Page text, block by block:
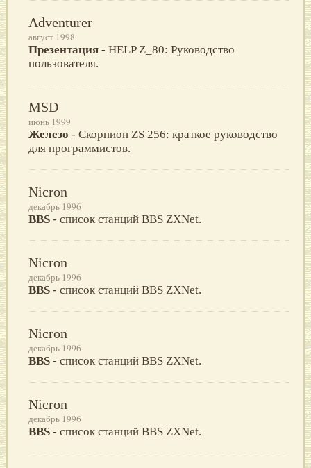
Adventurer
август 1998
Презентация - HELP Z_80: Руководство
пользователя.
MSD
июнь 1999
Железо - Скорпион ZS 256: краткое руководство
для программистов.
Nicron
декабрь 1996
BBS - список станций BBS ZXNet.
Nicron
декабрь 1996
BBS - список станций BBS ZXNet.
Nicron
декабрь 1996
BBS - список станций BBS ZXNet.
Nicron
декабрь 1996
BBS - список станций BBS ZXNet.